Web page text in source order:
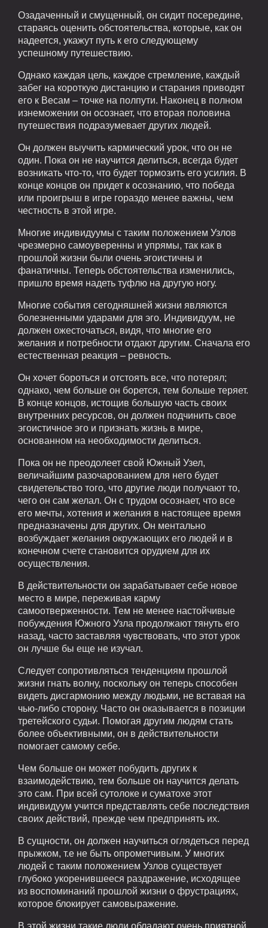
Озадаченный и смущенный, он сидит посередине,
стараясь оценить обстоятельства, которые, как он
надеется, укажут путь к его следующему
успешному путешествию.
Однако каждая цель, каждое стремление, каждый
забег на короткую дистанцию и старания приводят
его к Весам – точке на полпути. Наконец в полном
изнеможении он осознает, что вторая половина
путешествия подразумевает других людей.
Он должен выучить кармический урок, что он не
один. Пока он не научится делиться, всегда будет
возникать что-то, что будет тормозить его усилия. В
конце концов он придет к осознанию, что победа
или проигрыш в игре гораздо менее важны, чем
честность в этой игре.
Многие индивидуумы с таким положением Узлов
чрезмерно самоуверенны и упрямы, так как в
прошлой жизни были очень эгоистичны и
фанатичны. Теперь обстоятельства изменились,
пришло время надеть туфлю на другую ногу.
Многие события сегодняшней жизни являются
болезненными ударами для эго. Индивидуум, не
должен ожесточаться, видя, что многие его
желания и потребности отдают другим. Сначала его
естественная реакция – ревность.
Он хочет бороться и отстоять все, что потерял;
однако, чем больше он борется, тем больше теряет.
В конце концов, истощив большую часть своих
внутренних ресурсов, он должен подчинить свое
эгоистичное эго и признать жизнь в мире,
основанном на необходимости делиться.
Пока он не преодолеет свой Южный Узел,
величайшим разочарованием для него будет
свидетельство того, что другие люди получают то,
чего он сам желал. Он с трудом осознает, что все
его мечты, хотения и желания в настоящее время
предназначены для других. Он ментально
возбуждает желания окружающих его людей и в
конечном счете становится орудием для их
осуществления.
В действительности он зарабатывает себе новое
место в мире, переживая карму
самоотверженности. Тем не менее настойчивые
побуждения Южного Узла продолжают тянуть его
назад, часто заставляя чувствовать, что этот урок
он лучше бы еще не изучал.
Следует сопротивляться тенденциям прошлой
жизни гнать волну, поскольку он теперь способен
видеть дисгармонию между людьми, не вставая на
чью-либо сторону. Часто он оказывается в позиции
третейского судьи. Помогая другим людям стать
более объективными, он в действительности
помогает самому себе.
Чем больше он может побудить других к
взаимодействию, тем больше он научится делать
это сам. При всей сутолоке и суматохе этот
индивидуум учится представлять себе последствия
своих действий, прежде чем предпринять их.
В сущности, он должен научиться оглядеться перед
прыжком, т.е не быть опрометчивым. У многих
людей с таким положением Узлов существует
глубоко укоренившееся раздражение, исходящее
из воспоминаний прошлой жизни о фрустрациях,
которое блокирует самовыражение.
В этой жизни такие люди обладают очень приятной